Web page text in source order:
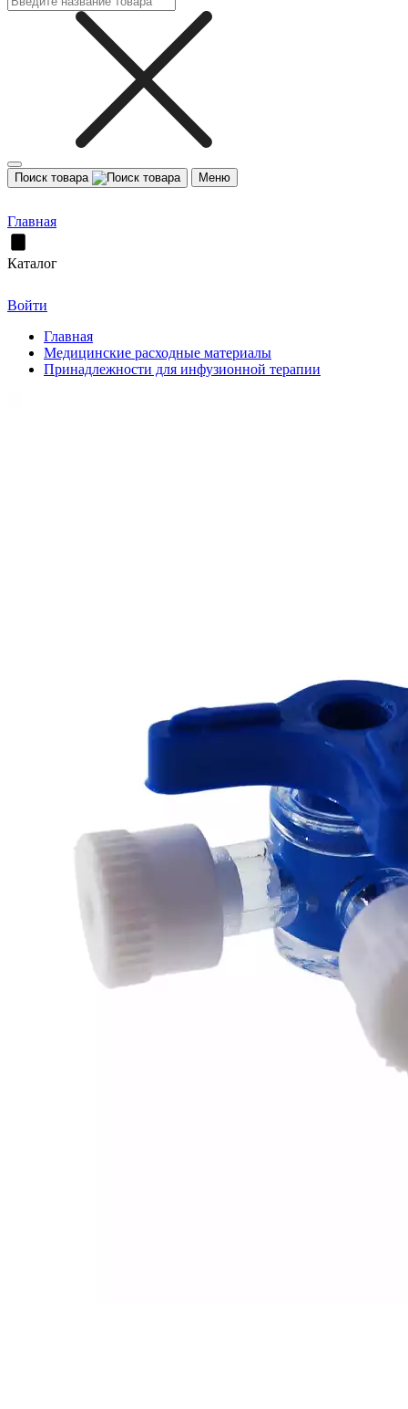
Поиск товара Меню
Главная
Каталог
Войти
Главная
Медицинские расходные материалы
Принадлежности для инфузионной терапии